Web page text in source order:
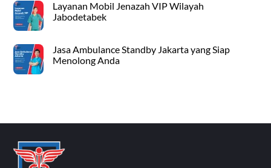
Layanan Mobil Jenazah VIP Wilayah
Jabodetabek
Jasa Ambulance Standby Jakarta yang Siap
Menolong Anda
To
Top